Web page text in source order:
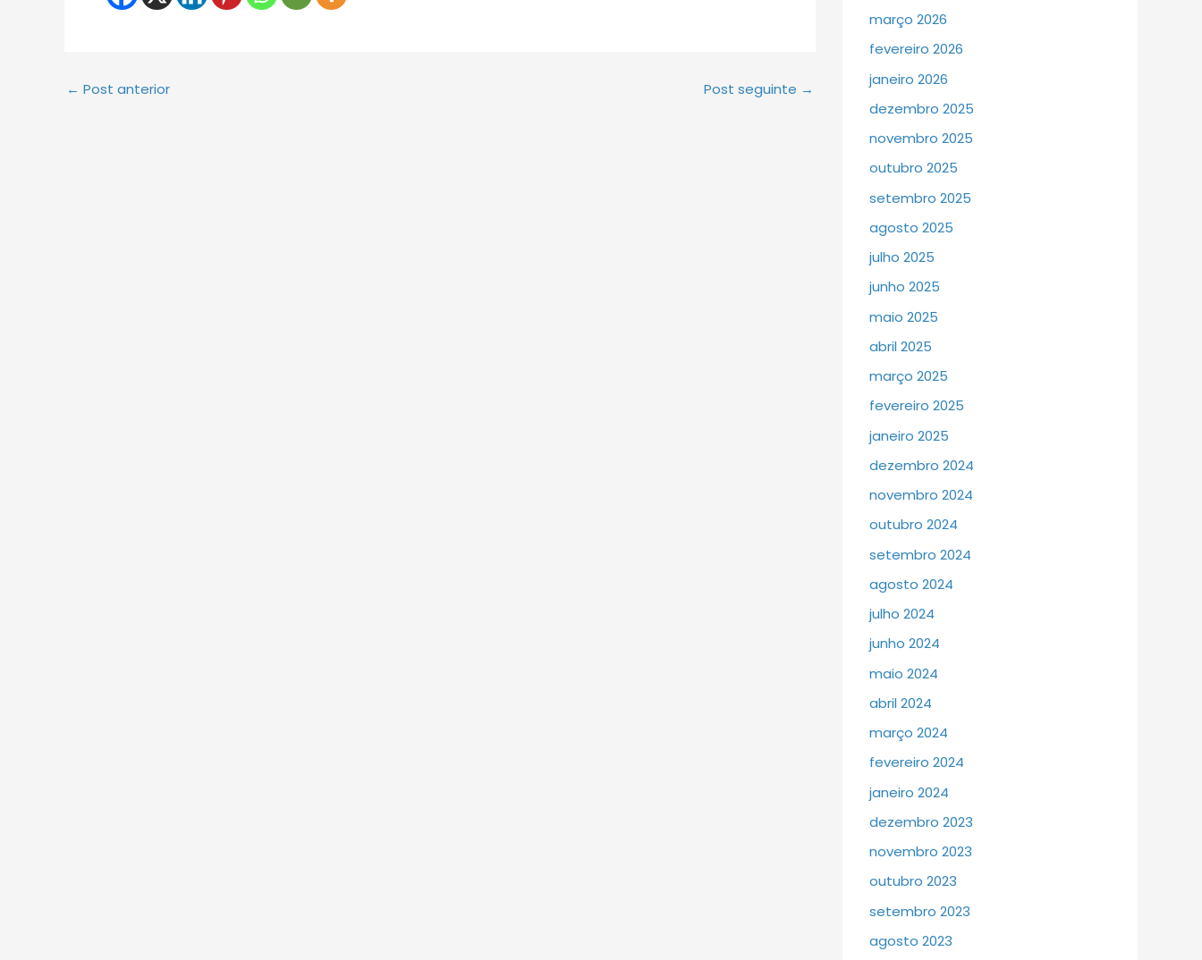
← Post anterior Post seguinte →
março 2026
fevereiro 2026
janeiro 2026
dezembro 2025
novembro 2025
outubro 2025
setembro 2025
agosto 2025
julho 2025
junho 2025
maio 2025
abril 2025
março 2025
fevereiro 2025
janeiro 2025
dezembro 2024
novembro 2024
outubro 2024
setembro 2024
agosto 2024
julho 2024
junho 2024
maio 2024
abril 2024
março 2024
fevereiro 2024
janeiro 2024
dezembro 2023
novembro 2023
outubro 2023
setembro 2023
agosto 2023